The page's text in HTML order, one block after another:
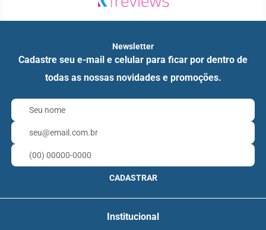
Newsletter
Cadastre seu e-mail e celular para ficar por dentro de
todas as nossas novidades e promoções.
CADASTRAR
Institucional